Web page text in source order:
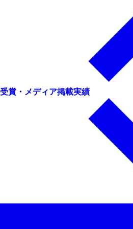
受賞・メディア掲載実績